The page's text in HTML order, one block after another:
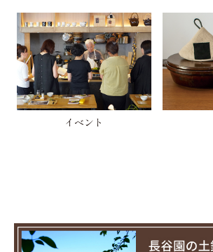
イベント